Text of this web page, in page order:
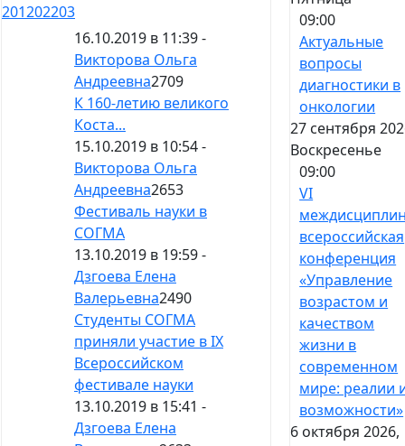
201202203
16.10.2019 в 11:39 -
Викторова Ольга
Андреевна2709
К 160-летию великого
Коста...
15.10.2019 в 10:54 -
Викторова Ольга
Андреевна2653
Фестиваль науки в
СОГМА
13.10.2019 в 19:59 -
Дзгоева Елена
Валерьевна2490
Студенты СОГМА
приняли участие в IX
Всероссийском
фестивале науки
13.10.2019 в 15:41 -
Дзгоева Елена
09:00
Актуальные
вопросы
диагностики в
онкологии
27 сентября
Воскресенье
09:00
VI
всероссийская
конференция
«Управление
возрастом и
качеством
жизни в
современном
мире: реалии
возможности»
6 октября 2026,